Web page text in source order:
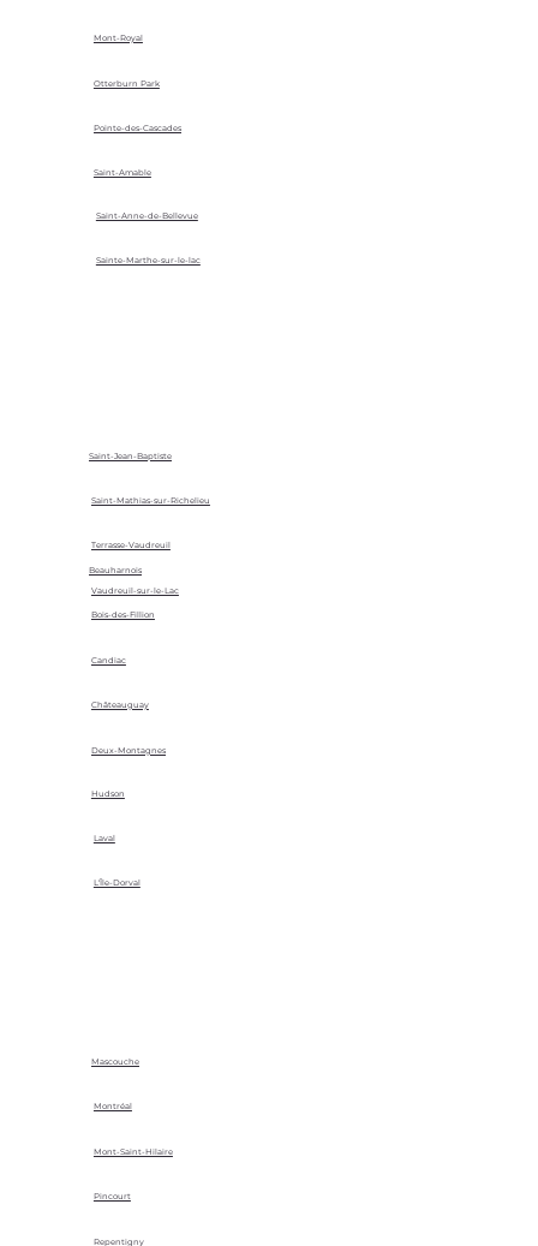
Mont-Royal
Otterburn Park
Pointe-des-Cascades
Saint-Amable
Saint-Anne-de-Bellevue
Sainte-Marthe-sur-le-lac
Saint-Jean-Baptiste
Saint-Mathias-sur-Richelieu
Terrasse-Vaudreuil
Vaudreuil-sur-le-Lac
Beauharnois
Bois-des-Fillion
Candiac
Châteauguay
Deux-Montagnes
Hudson
Laval
L'Île-Dorval
Mascouche
Montréal
Mont-Saint-Hilaire
Pincourt
Repentigny